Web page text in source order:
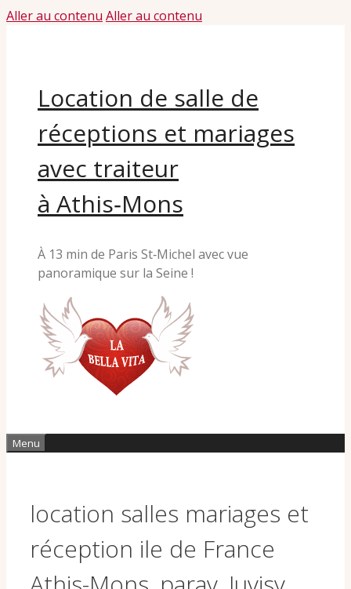
Aller au contenu Aller au contenu
Location de salle de
réceptions et mariages
avec traiteur
à Athis‑Mons
À 13 min de Paris St‑Michel avec vue
panoramique sur la Seine !
Menu
location salles mariages et
réception ile de France